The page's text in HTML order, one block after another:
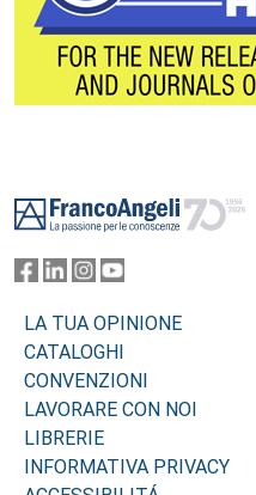
LA TUA OPINIONE
CATALOGHI
CONVENZIONI
LAVORARE CON NOI
LIBRERIE
INFORMATIVA PRIVACY